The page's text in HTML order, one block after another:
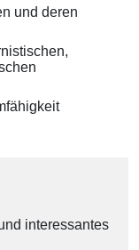
und deren
interessantes